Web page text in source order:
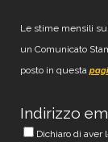
Le stime mensili
un Comunicato
posto in questa
Indirizzo
Dichiaro di aver